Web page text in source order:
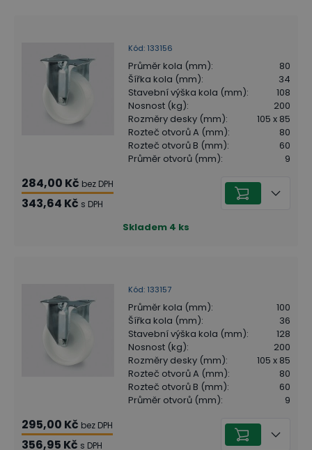
Kód: 133156
Průměr kola (mm):
80
Šířka kola (mm):
34
Stavební výška kola (mm):
108
Nosnost (kg):
200
Rozměry desky (mm):
105 x 85
Rozteč otvorů A (mm):
80
Rozteč otvorů B (mm):
60
Průměr otvorů (mm): 9
284,00 Kč bez DPH
343,64 Kč s DPH
Skladem 4 ks
Kód: 133157
Průměr kola (mm):
100
Šířka kola (mm):
36
Stavební výška kola (mm):
128
Nosnost (kg):
200
Rozměry desky (mm):
105 x 85
Rozteč otvorů A (mm):
80
Rozteč otvorů B (mm):
60
Průměr otvorů (mm): 9
295,00 Kč bez DPH
356,95 Kč s DPH